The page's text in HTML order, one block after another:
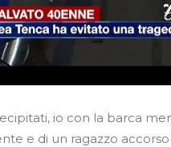
io con la barca
e di un ragazzo